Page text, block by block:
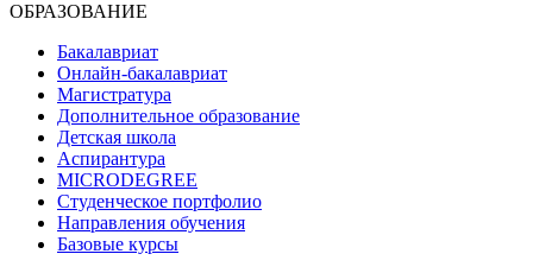
ОБРАЗОВАНИЕ
Бакалавриат
Онлайн-бакалавриат
Магистратура
Дополнительное образование
Детская школа
Аспирантура
MICRODEGREE
Студенческое портфолио
Направления обучения
Базовые курсы